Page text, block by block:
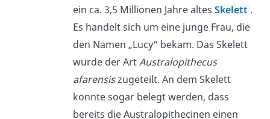
ein ca. 3,5 Millionen Jahre altesSkelett .
Es handelt sich um eine junge Frau, die
den Namen „Lucy“ bekam. Das Skelett
wurde der ArtAustralopithecus
afarensiszugeteilt. An dem Skelett
konnte sogar belegt werden, dass
bereits die Australopithecinen einen